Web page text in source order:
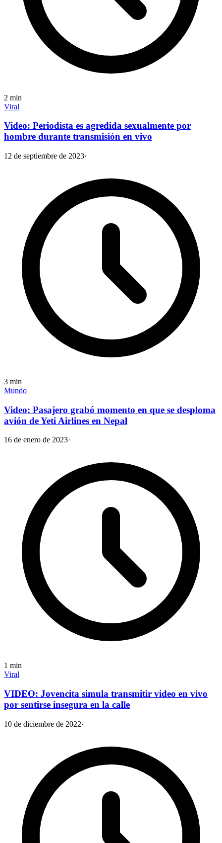
2 min
Viral
Video: Periodista es agredida sexualmente por
hombre durante transmisión en vivo
12 de septiembre de 2023·
3 min
Mundo
Video: Pasajero grabó momento en que se desploma
avión de Yeti Airlines en Nepal
16 de enero de 2023·
1 min
Viral
VIDEO: Jovencita simula transmitir video en vivo
por sentirse insegura en la calle
10 de diciembre de 2022·